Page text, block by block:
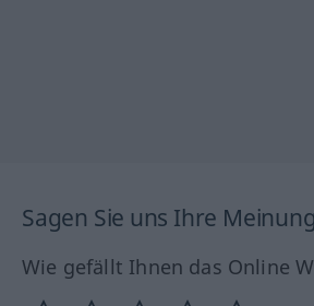
Sagen Sie uns Ihre
Wie gefällt Ihnen das Online